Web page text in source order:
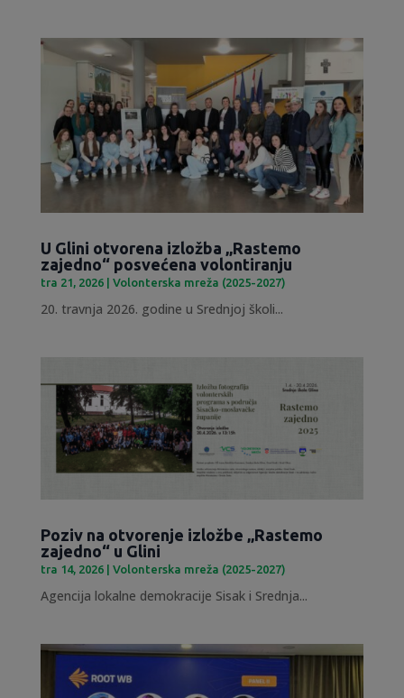
U Glini otvorena izložba „Rastemo
zajedno“ posvećena volontiranju
tra 21, 2026| Volonterska mreža (2025-2027)
20. travnja 2026. godine u Srednjoj školi...
Poziv na otvorenje izložbe „Rastemo
zajedno“ u Glini
tra 14, 2026| Volonterska mreža (2025-2027)
Agencija lokalne demokracije Sisak i Srednja...